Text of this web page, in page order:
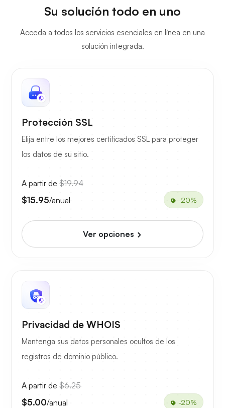
Su solución todo en uno
Acceda a todos los servicios esenciales en línea en una
solución integrada.
Protección SSL
Elija entre los mejores certificados SSL para proteger
los datos de su sitio.
A partir de $19.94
$15.95/anual -20%
Ver opciones
Privacidad de WHOIS
Mantenga sus datos personales ocultos de los
registros de dominio público.
A partir de $6.25
$5.00/anual -20%